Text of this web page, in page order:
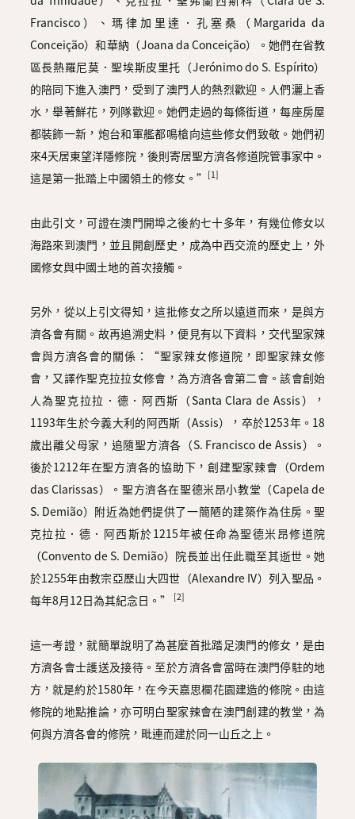
Francisco）、瑪律加里達．孔塞桑（Margarida da
Conceição）和華納（Joana da Conceição）。她們在省教
區長熱羅尼莫．聖埃斯皮里托（Jerónimo do S. Espírito）
的陪同下進入澳門，受到了澳門人的熱烈歡迎。人們灑上香
水，舉著鮮花，列隊歡迎。她們走過的每條街道，每座房屋
都裝飾一新，炮台和軍艦都鳴槍向這些修女們致敬。她們初
來4天居東望洋隱修院，後則寄居聖方濟各修道院管事家中。
這是第一批踏上中國領土的修女。”
[1]
由此引文，可證在澳門開埠之後約七十多年，有幾位修女以
海路來到澳門，並且開創歷史，成為中西交流的歷史上，外
國修女與中國土地的首次接觸。
另外，從以上引文得知，這批修女之所以遠道而來，是與方
濟各會有關。故再追溯史料，便見有以下資料，交代聖家辣
會與方濟各會的關係：“聖家辣女修道院，即聖家辣女修
會，又譯作聖克拉拉女修會，為方濟各會第二會。該會創始
人為聖克拉拉．德．阿西斯（Santa Clara de Assis），
1193年生於今義大利的阿西斯（Assis），卒於1253年。18
歲出離父母家，追隨聖方濟各（S. Francisco de Assis）。
後於1212年在聖方濟各的協助下，創建聖家辣會（Ordem
das Clarissas）。聖方濟各在聖德米昂小教堂（Capela de
S. Demião）附近為她們提供了一簡陋的建築作為住房。聖
克拉拉．德．阿西斯於1215年被任命為聖德米昂修道院
（Convento de S. Demião）院長並出任此職至其逝世。她
於1255年由教宗亞歷山大四世（Alexandre IV）列入聖品。
每年8月12日為其紀念日。”
[2]
這一考證，就簡單說明了為甚麼首批踏足澳門的修女，是由
方濟各會士護送及接待。至於方濟各會當時在澳門停駐的地
方，就是約於1580年，在今天嘉思欄花園建造的修院。由這
修院的地點推論，亦可明白聖家辣會在澳門創建的教堂，為
何與方濟各會的修院，毗連而建於同一山丘之上。